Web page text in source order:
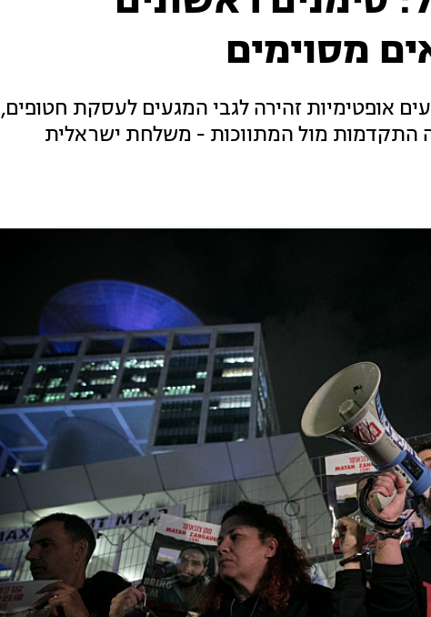
מסוימים
אופטימיות זהירה לגבי המגעים לעסקת חטופים,
13 כי "אם תהיה התקדמות מול המתווכות - משלחת ישראלית